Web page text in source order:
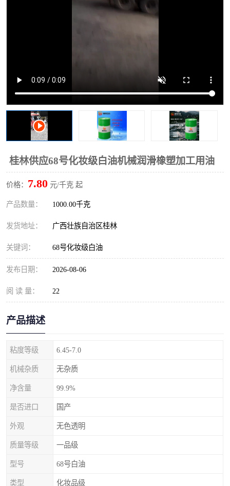
桂林供应68号化妆级白油机械润滑橡塑加工用油
价格： 7.80 元/千克 起
产品数量： 1000.00千克
发货地址： 广西壮族自治区桂林
关键词： 68号化妆级白油
发布日期： 2026-08-06
阅 读 量： 22
产品描述
粘度等级 6.45-7.0
机械杂质 无杂质
净含量 99.9%
是否进口 国产
外观 无色透明
质量等级 一品级
型号 68号白油
类型 化妆品级